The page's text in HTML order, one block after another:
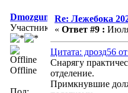
Dmozgunov
Участник
Offline
Re: Лежебока
« Ответ #9 :
Цитата: дрозд56
Снарягу
отделение.
Примкнувшие